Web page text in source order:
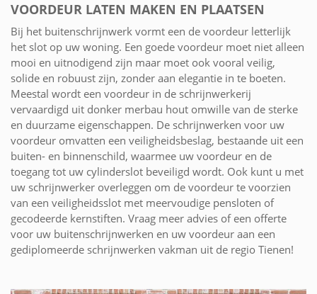
VOORDEUR LATEN MAKEN EN PLAATSEN
Bij het buitenschrijnwerk vormt een de voordeur letterlijk
het slot op uw woning. Een goede voordeur moet niet alleen
mooi en uitnodigend zijn maar moet ook vooral veilig,
solide en robuust zijn, zonder aan elegantie in te boeten.
Meestal wordt een voordeur in de schrijnwerkerij
vervaardigd uit donker merbau hout omwille van de sterke
en duurzame eigenschappen. De schrijnwerken voor uw
voordeur omvatten een veiligheidsbeslag, bestaande uit een
buiten- en binnenschild, waarmee uw voordeur en de
toegang tot uw cylinderslot beveiligd wordt. Ook kunt u met
uw schrijnwerker overleggen om de voordeur te voorzien
van een veiligheidsslot met meervoudige pensloten of
gecodeerde kernstiften. Vraag meer advies of een offerte
voor uw buitenschrijnwerken en uw voordeur aan een
gediplomeerde schrijnwerken vakman uit de regio Tienen!